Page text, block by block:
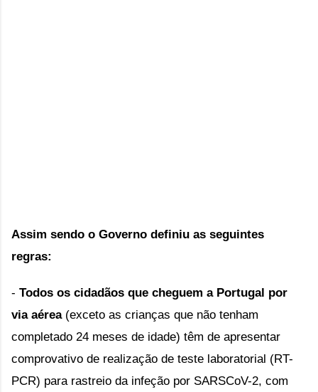
Assim sendo o Governo definiu as seguintes
regras:
- Todos os cidadãos que cheguem a Portugal por
via aérea (exceto as crianças que não tenham
completado 24 meses de idade) têm de apresentar
comprovativo de realização de teste laboratorial (RT-
PCR) para rastreio da infeção por SARSCoV-2, com